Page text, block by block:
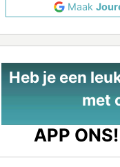
Maak
Heb je een
met
APP ONS!